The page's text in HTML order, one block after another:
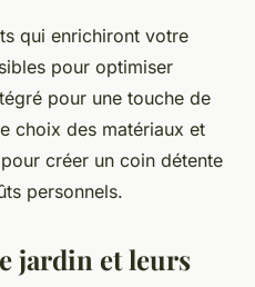
qui enrichiront votre
pour optimiser
pour une touche de
choix des matériaux et
créer un coin détente
personnels.
jardin et leurs